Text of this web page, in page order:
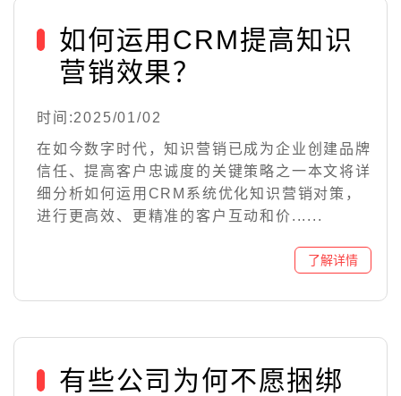
如何运用CRM提高知识
营销效果？
时间:2025/01/02
在如今数字时代，知识营销已成为企业创建品牌
信任、提高客户忠诚度的关键策略之一本文将详
细分析如何运用CRM系统优化知识营销对策，
进行更高效、更精准的客户互动和价......
有些公司为何不愿捆绑